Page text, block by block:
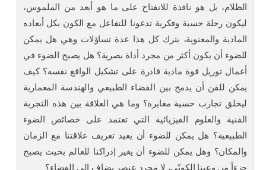
الظلام، بل هو نافذة للانفتاح على ما هو أبعد من الملموس،
ليكون رحلة حسية وفكرية تدعونا للتفاعل مع الكون بكل أبعاده
المادية والمعنوية، يترك كل هذا عدة تساؤلات وهي هل يمكن
للضوء أن يكون أكثر من مجرد أداة بصرية؟ هل يصبح الضوء في
أعمال توريل قوة مادية قادرة على تشكيل الواقع نفسه؟ كيف
يمكن للفن أن يدمج بين الفضاء الطبيعي والهندسة المعمارية
ليخلق تجارب حسية مغايرة؟ وما هي العلاقة بين هذه التجربة
الفنية والعلوم الفيزيائية التي تعتمد على خصائص الضوء
الطبيعية؟ هل يمكن للضوء أن يعيد تعريف علاقتنا مع الزمان
والمكان؟ وهل يمكن للضوء أن يغير إدراكنا للعالم بحيث يصبح
جزءاً من وعينا الكونّي، لا مجرد عنصر يضاف إلى الفضاء؟